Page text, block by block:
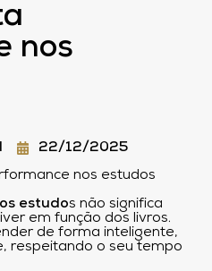
nos
22/12/2025
estudos não significa
em função dos livros.
de forma inteligente,
respeitando o seu tempo